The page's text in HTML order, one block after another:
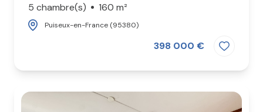
5 chambre(s)
160 m²
Puiseux-en-France (95380)
398 000 €